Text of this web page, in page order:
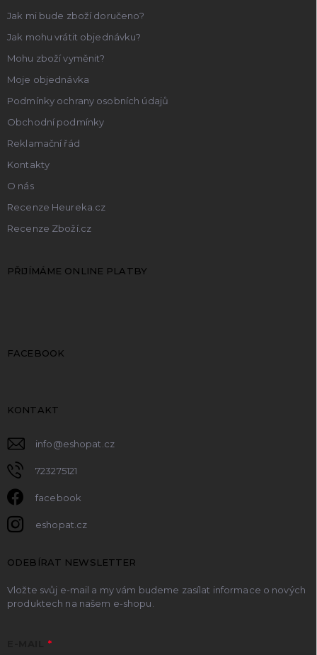
Jak mi bude zboží doručeno?
Jak mohu vrátit objednávku?
Mohu zboží vyměnit?
Moje objednávka
Podmínky ochrany osobních údajů
Obchodní podmínky
Reklamační řád
Kontakty
O nás
Recenze Heureka.cz
Recenze Zboží.cz
PŘIJÍMÁME ONLINE PLATBY
FACEBOOK
KONTAKT
info@eshopat.cz
723275121
facebook
eshopat.cz
ODEBÍRAT NEWSLETTER
Vložte svůj e-mail a my vám budeme zasílat informace o nových
produktech na našem e-shopu.